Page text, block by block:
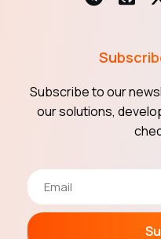
Subscribe to our
our solutions,